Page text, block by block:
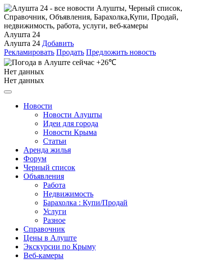
Алушта 24
Алушта 24 Добавить
Рекламировать Продать Предложить новость
+26℃
Нет данных
Нет данных
Новости
Новости Алушты
Идеи для города
Новости Крыма
Статьи
Аренда жилья
Форум
Черный список
Объявления
Работа
Недвижимость
Барахолка : Купи/Продай
Услуги
Разное
Справочник
Цены в Алуште
Экскурсии по Крыму
Веб-камеры